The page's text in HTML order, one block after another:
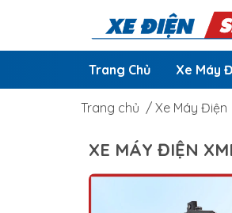
Trang Chủ Xe Máy
Trang chủ / Xe Máy Điện
XE MÁY ĐIỆN